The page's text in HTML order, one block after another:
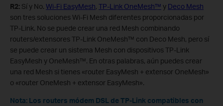
R2: Sí y No. Wi-Fi EasyMesh, TP-Link OneMesh™ y Deco Mesh
son tres soluciones Wi-Fi Mesh diferentes proporcionadas por
TP-Link. No se puede crear una red Mesh combinando
routers/extensores TP-Link OneMesh™ con Deco Mesh, pero sí
se puede crear un sistema Mesh con dispositivos TP-Link
EasyMesh y OneMesh™. En otras palabras, aún puedes crear
una red Mesh si tienes «router EasyMesh + extensor OneMesh»
o «router OneMesh + extensor EasyMesh».
Nota: Los routers módem DSL de TP-Link compatibles con